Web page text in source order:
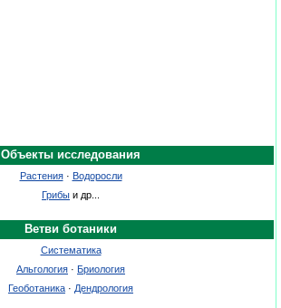
Объекты исследования
Растения· Водоросли
Грибы и др...
Ветви ботаники
Систематика
Альгология · Бриология
Геоботаника · Дендрология